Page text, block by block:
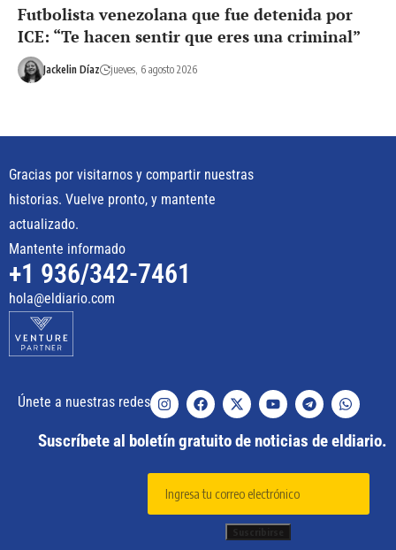
Futbolista venezolana que fue detenida por
ICE: “Te hacen sentir que eres una criminal”
Jackelin Díaz jueves, 6 agosto 2026
Gracias por visitarnos y compartir nuestras
historias. Vuelve pronto, y mantente
actualizado.
Mantente informado
+1 936/342-7461
hola@eldiario.com
Únete a nuestras redes
Suscríbete al boletín gratuito de noticias de eldiario.